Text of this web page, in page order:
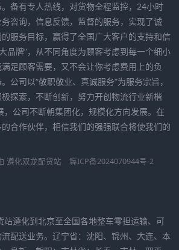
备有专人热线，对货物全程监控，24小时
咨询，信息反馈，监督的服务，实现了诚
服务目标，赢得了全国广大客户的支持和信
品牌”，从不同角度为顾客考虑到每一个细小
足顾客需要，又不会让你考虑费用上的负
公司以“敬职敬业、真诚服务”为服务宗旨，
探索，不断创新，努力开创物流行业新楷
，公司不断朝集团化，规模化方向发展。在
合作伙伴，相信我们的强强联合将使我们的
遵化双龙配货站 冀ICP备2024070944号-2
站遵化到北京至全国各地整车零担运输、可
配送业务。辽宁省：沈阳、锦州、大连、本